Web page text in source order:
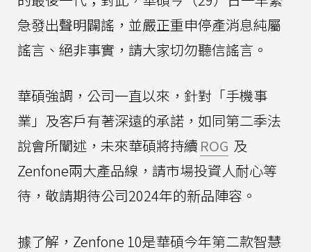
急發出聲明闢謠，並嚴正重申停產消息純屬
謠言、絕非事實，請大家切勿聽信謠言。
華碩強調，公司一直以來，針對「手機事
業」及客戶有著深遠的承諾，如同第二季法
說會所闡述，未來華碩將持續 ROG 及
Zenfone兩大產品線，請市場投資人耐心等
待，敬請期待公司2024年的新品陣容。
據了解，Zenfone 10是華碩今年第二款智慧